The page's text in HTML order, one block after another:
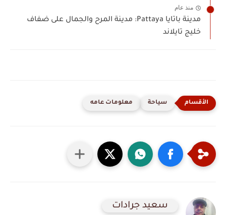
منذ عام
مدينة باتايا Pattaya: مدينة المرح والجمال على ضفاف
خليج تايلاند
سياحة معلومات عامه
سعيد جرادات